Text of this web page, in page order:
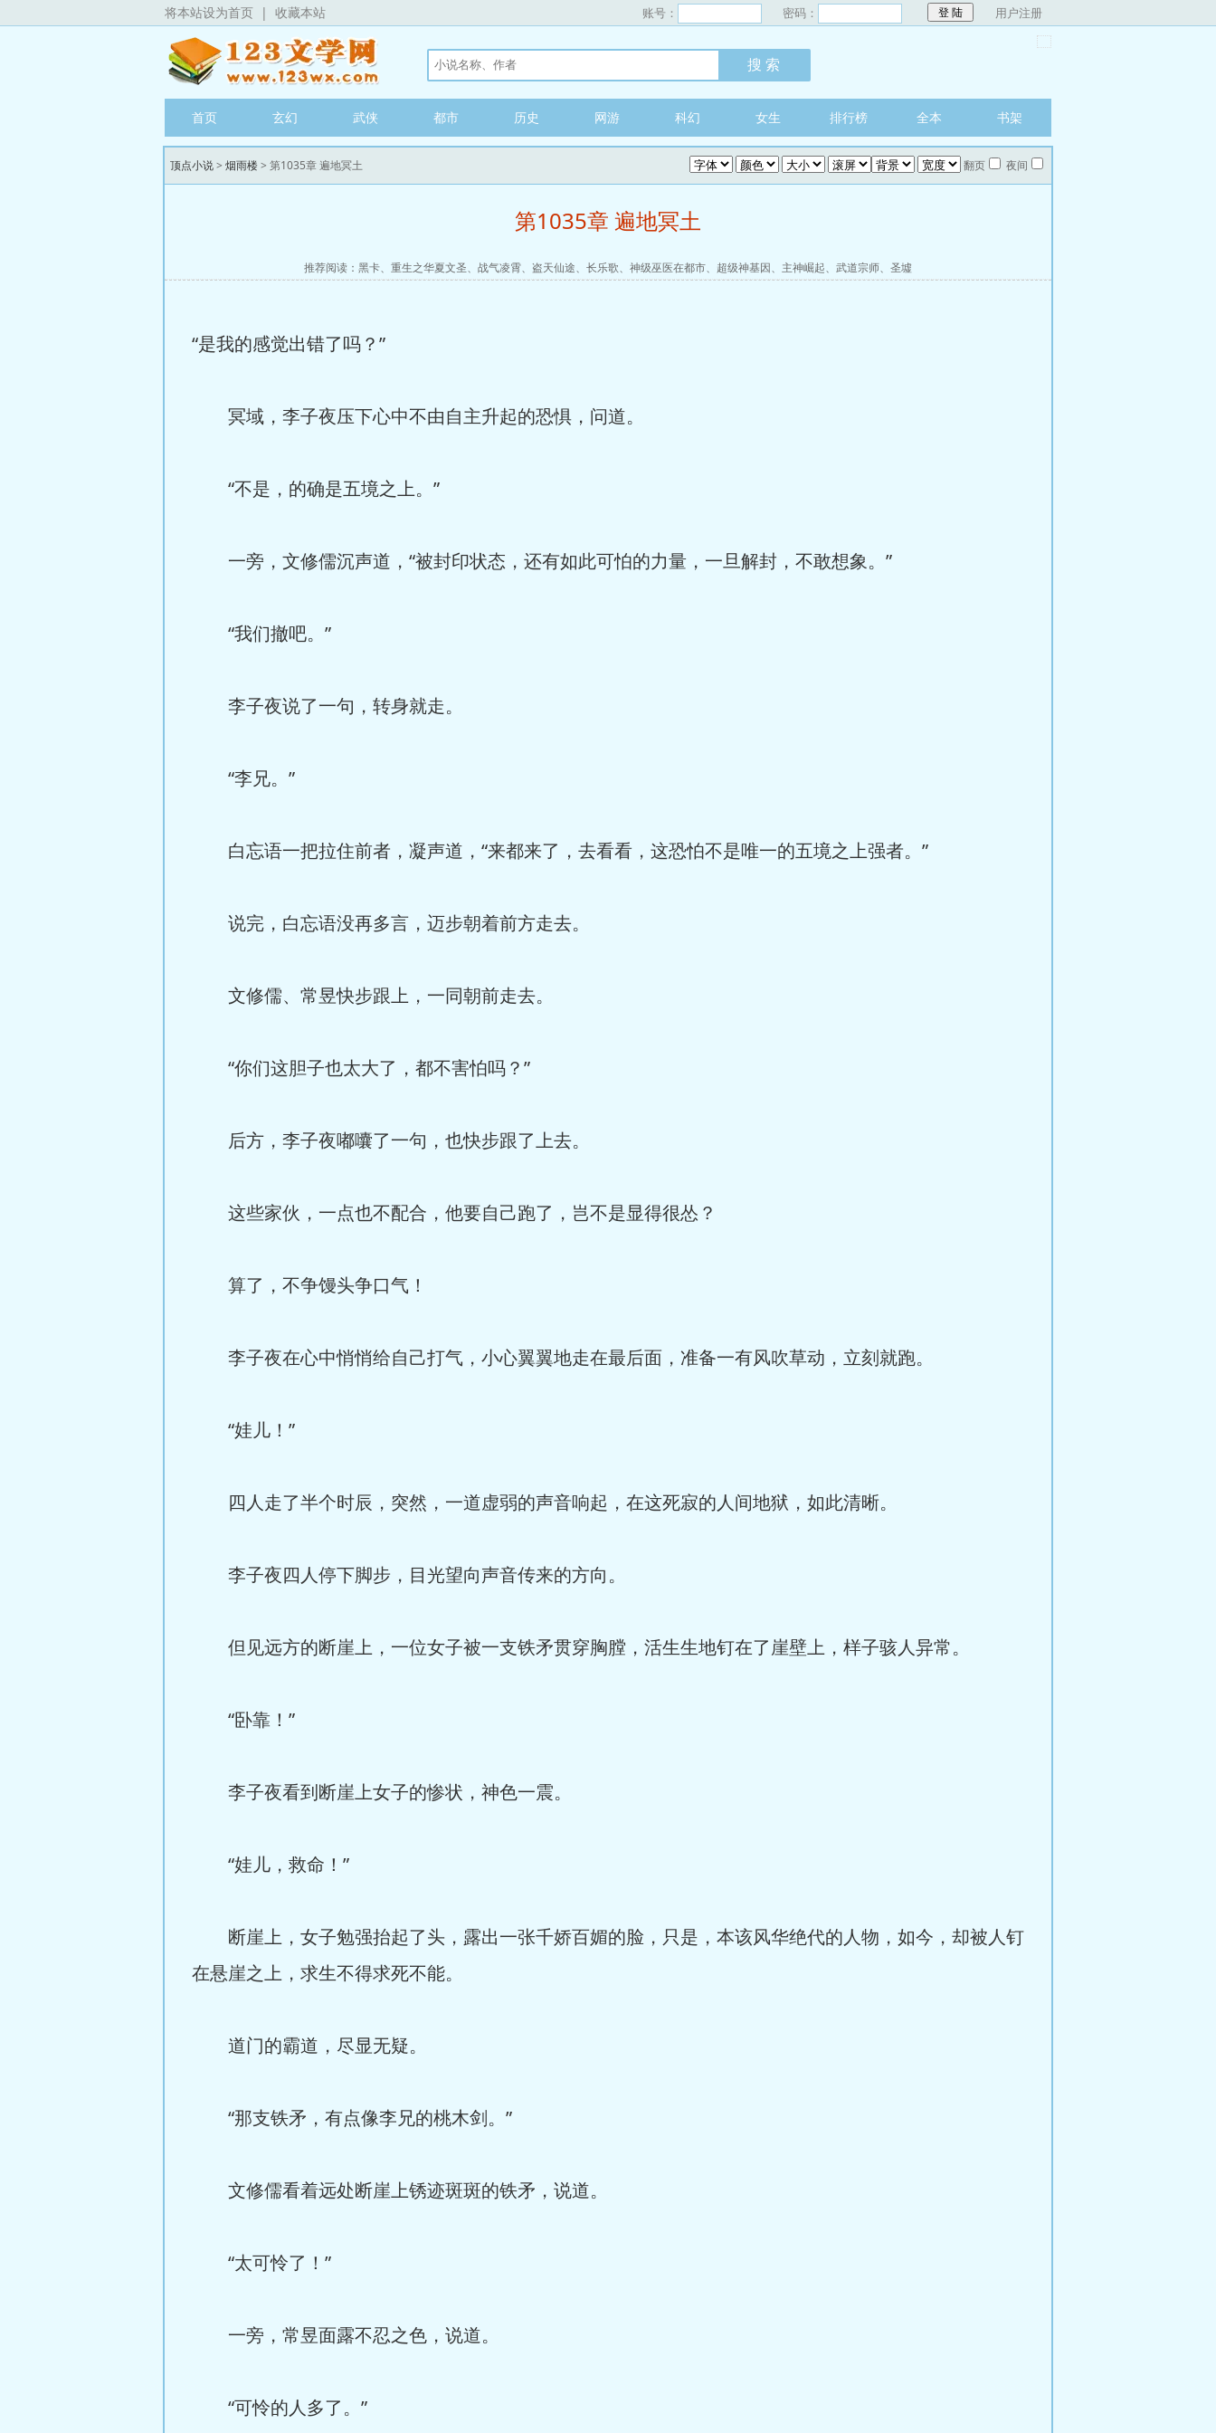
将本站设为首页 | 收藏本站 账号： 密码： 用户注册
首页 玄幻 武侠 都市 历史 网游 科幻 女生 排行榜 全本 书架
顶点小说> 烟雨楼> 第1035章 遍地冥土 翻页 夜间
第1035章 遍地冥土
推荐阅读： 黑卡、 重生之华夏文圣、 战气凌霄、 盗天仙途、 长乐歌、 神级巫医在都市、 超级神基因、 主神崛起、 武道宗师、 圣墟
“是我的感觉出错了吗？”
冥域，李子夜压下心中不由自主升起的恐惧，问道。
“不是，的确是五境之上。”
一旁，文修儒沉声道，“被封印状态，还有如此可怕的力量，一旦解封，不敢想象。”
“我们撤吧。”
李子夜说了一句，转身就走。
“李兄。”
白忘语一把拉住前者，凝声道，“来都来了，去看看，这恐怕不是唯一的五境之上强者。”
说完，白忘语没再多言，迈步朝着前方走去。
文修儒、常昱快步跟上，一同朝前走去。
“你们这胆子也太大了，都不害怕吗？”
后方，李子夜嘟囔了一句，也快步跟了上去。
这些家伙，一点也不配合，他要自己跑了，岂不是显得很怂？
算了，不争馒头争口气！
李子夜在心中悄悄给自己打气，小心翼翼地走在最后面，准备一有风吹草动，立刻就跑。
“娃儿！”
四人走了半个时辰，突然，一道虚弱的声音响起，在这死寂的人间地狱，如此清晰。
李子夜四人停下脚步，目光望向声音传来的方向。
但见远方的断崖上，一位女子被一支铁矛贯穿胸膛，活生生地钉在了崖壁上，样子骇人异常。
“卧靠！”
李子夜看到断崖上女子的惨状，神色一震。
“娃儿，救命！”
断崖上，女子勉强抬起了头，露出一张千娇百媚的脸，只是，本该风华绝代的人物，如今，却被人钉
在悬崖之上，求生不得求死不能。
道门的霸道，尽显无疑。
“那支铁矛，有点像李兄的桃木剑。”
文修儒看着远处断崖上锈迹斑斑的铁矛，说道。
“太可怜了！”
一旁，常昱面露不忍之色，说道。
“可怜的人多了。”